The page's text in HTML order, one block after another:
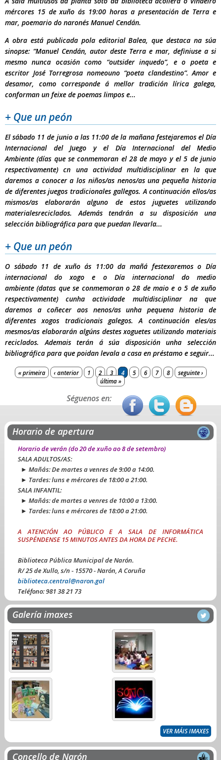
mércores 15 de xuño ás 19:00 horas a presentación de Terra e
mar, poemario do naronés Manuel Cendán.
A obra está publicada pola editorial Balea, que destaca na súa
sinopse: “Manuel Cendán, autor deste Terra e mar, definiuse a si
mesmo nunca ocasión como “outsider inquedo”, e o poeta e
escritor José Torregrosa nomeouno “poeta clandestino”. Amor e
desamor, como corresponde á mellor tradición lírica galega,
conforman un feixe de poemas limpos e...
+ Que un peón
El sábado 11 de junio a las 11:00 de la mañana festejaremos el Día
Internacional del Juego y el Día Internacional del Medio
Ambiente (días que se conmemoran el 28 de mayo y el 5 de junio
respectivamente) cn una actividad multidisciplinar en la que
daremos a conocer a los niños/as nenos/as una pequeña historia
de diferentes juegos tradicionales gallegos. A continuación ellos/as
mismos/as elaborarán alguno de estos juguetes utilizando
materialesreciclados. Además tendrán a su disposición una
selección bibliográfica para que puedan llevarla...
+ Que un peón
O sábado 11 de xuño ás 11:00 da mañá festexaremos o Día
internacional do xogo e o Día internacional do medio
ambiente (datas que se conmemoran o 28 de maio e o 5 de xuño
respectivamente) cunha actividade multidisciplinar na que
daremos a coñecer aos nenos/as unha pequena historia de
diferentes xogos tradicionais galegos. A continuación eles/as
mesmos/as elaborarán algúns destes xoguetes utilizando materiais
reciclados. Ademais terán á súa disposición unha selección
bibliográfica para que poidan levala a casa en préstamo e seguir...
Páxinas
« primeira ‹ anterior 1 2 3 4 5 6 7 8
seguinte ›
última »
Séguenos en:
Horario de apertura
Horario de verán (do 20 de xuño ao 8 de setembro)
SALA ADULTOS/AS:
► Mañás: De martes a venres de 9:00 a 14:00.
► Tardes: luns e mércores de 18:00 a 21:00.
SALA INFANTIL:
► Mañás: de martes a venres de 10:00 a 13:00.
► Tardes: luns e mércores de 18:00 a 21:00.
A ATENCIÓN AO PÚBLICO E A SALA DE INFORMÁTICA
SUSPÉNDENSE 15 MINUTOS ANTES DA HORA DE PECHE.
Biblioteca Pública Municipal de Narón.
R/ 25 de Xullo, s/n - 15570 - Narón, A Coruña
biblioteca.central@naron.gal
Teléfono:981 38 21 73
Galería imaxes
VER MÁIS IMAXES
Concello de Narón